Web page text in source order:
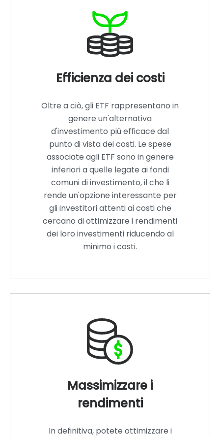
Efficienza dei costi
Oltre a ciò, gli ETF rappresentano in
genere un'alternativa
d'investimento più efficace dal
punto di vista dei costi. Le spese
associate agli ETF sono in genere
inferiori a quelle legate ai fondi
comuni di investimento, il che li
rende un'opzione interessante per
gli investitori attenti ai costi che
cercano di ottimizzare i rendimenti
dei loro investimenti riducendo al
minimo i costi.
Massimizzare i
rendimenti
In definitiva, potete ottimizzare i